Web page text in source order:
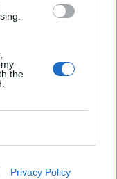
the
Privacy Policy